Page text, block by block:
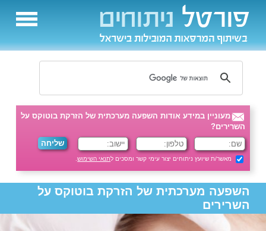
מעוניין במידע אודות השפעה מערכתית של הזרקת בוטוקס על
השרירים?
מאשר/ת שיועץ ניתוחים יצור עימי קשר ומסכים לתנאי השימוש.
השפעה מערכתית של הזרקת בוטוקס על
השרירים